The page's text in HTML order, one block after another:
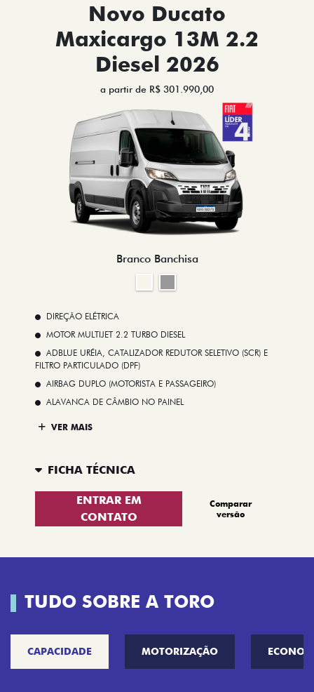
Novo Ducato
Maxicargo 13M 2.2
Diesel 2026
a partir de R$ 301.990,00
Branco Banchisa
DIREÇÃO ELÉTRICA
MOTOR MULTIJET 2.2 TURBO DIESEL
ADBLUE URÉIA, CATALIZADOR REDUTOR SELETIVO (SCR) E
FILTRO PARTICULADO (DPF)
AIRBAG DUPLO (MOTORISTA E PASSAGEIRO)
ALAVANCA DE CÂMBIO NO PAINEL
VER MAIS
FICHA TÉCNICA
ENTRAR EM
CONTATO
Comparar
versão
TUDO SOBRE A TORO
CAPACIDADE MOTORIZAÇÃO